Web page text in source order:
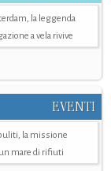
la leggenda
a vela rivive
EVENTI
la missione
mare di rifiuti